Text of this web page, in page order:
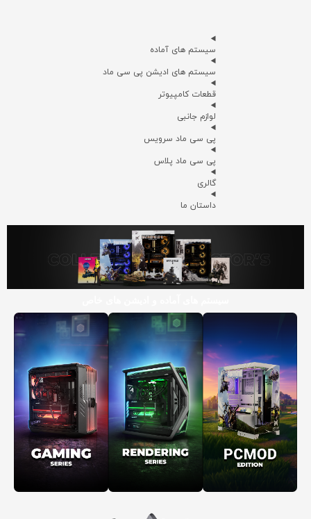
سیستم های آماده
سیستم های ادیشن پی سی ماد
قطعات کامپیوتر
لوازم جانبی
پی سی ماد سرویس
پی سی ماد پلاس
گالری
داستان ما